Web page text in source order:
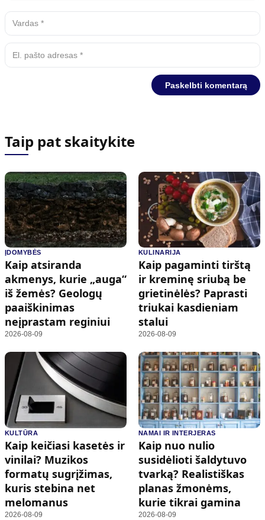
Taip pat skaitykite
ĮDOMYBĖS
Kaip atsiranda
akmenys, kurie „auga“
iš žemės? Geologų
paaiškinimas
neįprastam reginiui
2026-08-09
KULINARIJA
Kaip pagaminti tirštą
ir kreminę sriubą be
grietinėlės? Paprasti
triukai kasdieniam
stalui
2026-08-09
KULTŪRA
Kaip keičiasi kasetės ir
vinilai? Muzikos
formatų sugrįžimas,
kuris stebina net
melomanus
2026-08-09
NAMAI IR INTERJERAS
Kaip nuo nulio
susidėlioti šaldytuvo
tvarką? Realistiškas
planas žmonėms,
kurie tikrai gamina
2026-08-09